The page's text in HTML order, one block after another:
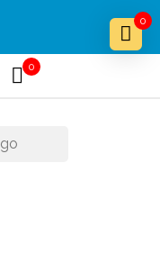
0
0